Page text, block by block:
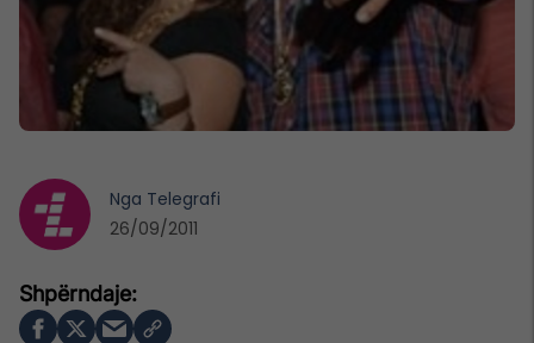
Nga Telegrafi
26/09/2011